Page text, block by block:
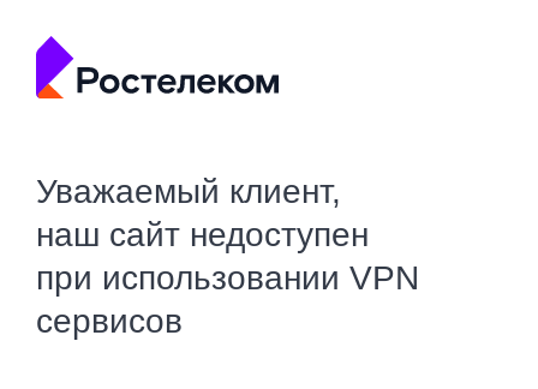
Уважаемый клиент,
наш сайт недоступен
при использовании VPN
сервисов